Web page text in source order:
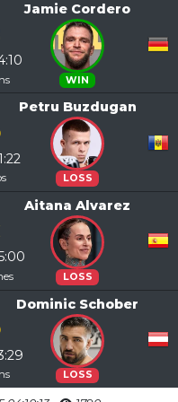
Jamie Cordero
WIN
Petru Buzdugan
LOSS
Aitana Alvarez
LOSS
Dominic Schober
LOSS